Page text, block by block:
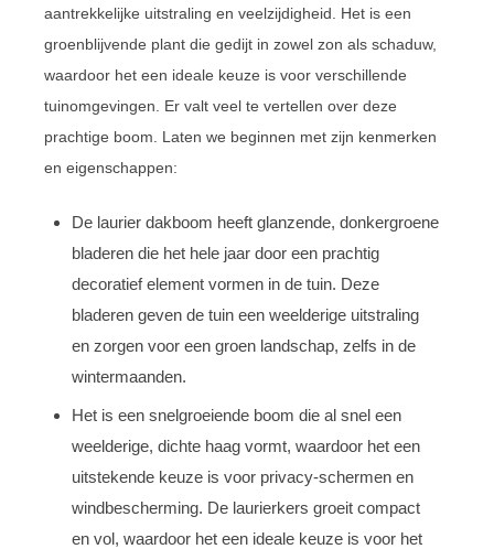
aantrekkelijke uitstraling en veelzijdigheid. Het is een
groenblijvende plant die gedijt in zowel zon als schaduw,
waardoor het een ideale keuze is voor verschillende
tuinomgevingen. Er valt veel te vertellen over deze
prachtige boom. Laten we beginnen met zijn kenmerken
en eigenschappen:
De laurier dakboom heeft glanzende, donkergroene
bladeren die het hele jaar door een prachtig
decoratief element vormen in de tuin. Deze
bladeren geven de tuin een weelderige uitstraling
en zorgen voor een groen landschap, zelfs in de
wintermaanden.
Het is een snelgroeiende boom die al snel een
weelderige, dichte haag vormt, waardoor het een
uitstekende keuze is voor privacy-schermen en
windbescherming. De laurierkers groeit compact
en vol, waardoor het een ideale keuze is voor het